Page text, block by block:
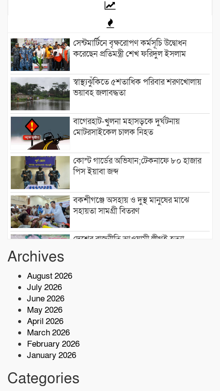
সেন্টমার্টিনে বৃক্ষরোপণ কর্মসূচি উদ্বোধন
করেছেন প্রতিমন্ত্রী শেখ ফরিদুল ইসলাম
স্বাস্থ্যঝুঁকিতে ৫শতাধিক পরিবার শরণখোলায়
ভয়াবহ জলাবদ্ধতা
বাগেরহাট-খুলনা মহাসড়কে ‌দুর্ঘটনায়
মোটরসাইকেল চালক নিহত
কোস্ট গার্ডের অভিযান;টেকনাফে ৮০ হাজার
পিস ইয়াবা জব্দ
বকশীগঞ্জে অসহায় ও দুস্থ মানুষের মাঝে
সহায়তা সামগ্রী বিতরণ
দেশের রাজনীতি আওয়ামী লীগই হত্যা
বাসচাপায় ৭ শ্রমিক নিহত,আহত অন্তত ১৪ জন
Archives
August 2026
July 2026
June 2026
May 2026
April 2026
March 2026
February 2026
January 2026
Categories